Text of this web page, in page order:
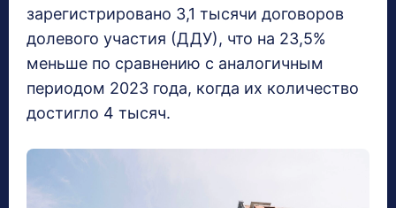
зарегистрировано 3,1 тысячи договоров
долевого участия (ДДУ), что на 23,5%
меньше по сравнению с аналогичным
периодом 2023 года, когда их количество
достигло 4 тысяч.